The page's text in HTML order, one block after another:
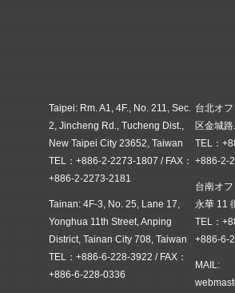
台北オ
区金城
TEL：
+886-2-
台南オ
永華 11
TEL：
+886-6-
MAIL:
Taipei: Rm. A1, 4F., No. 211, Sec.
2, Jincheng Rd., Tucheng Dist.,
New Taipei City 23652, Taiwan
TEL：+886-2-2273-1807 / FAX：
+886-2-2273-2181
Tainan: 4F-3, No. 25, Lane 17,
Yonghua 11th Street, Anping
District, Tainan City 708, Taiwan
TEL：+886-6-228-3922 / FAX：
+886-6-228-0336